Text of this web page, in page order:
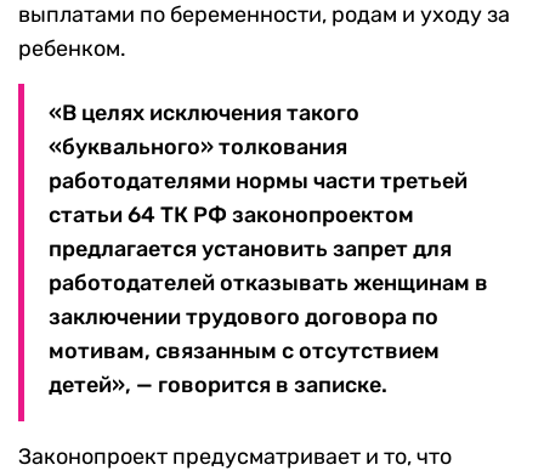
выплатами по беременности, родам и уходу за
ребенком.
«В целях исключения такого
«буквального» толкования
работодателями нормы части третьей
статьи 64 ТК РФ законопроектом
предлагается установить запрет для
работодателей отказывать женщинам в
заключении трудового договора по
мотивам, связанным с отсутствием
детей», — говорится в записке.
Законопроект предусматривает и то, что